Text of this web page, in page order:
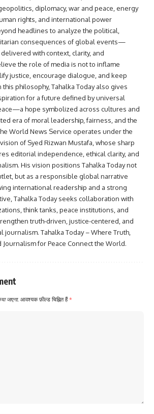
diplomacy, war and peace, energy
rights, and international power
headlines to analyze the political,
consequences of global events—
with context, clarity, and
the role of media is not to inflame
justice, encourage dialogue, and keep
philosophy, Tahalka Today also gives
for a future defined by universal
hope symbolized across cultures and
era of moral leadership, fairness, and the
World News Service operates under the
of Syed Rizwan Mustafa, whose sharp
editorial independence, ethical clarity, and
His vision positions Tahalka Today not
but as a responsible global narrative
international readership and a strong
Tahalka Today seeks collaboration with
think tanks, peace institutions, and
truth-driven, justice-centered, and
Tahalka Today – Where Truth,
for Peace Connect the World.
जाएगा. आवश्यक फ़ील्ड चिह्नित हैं*